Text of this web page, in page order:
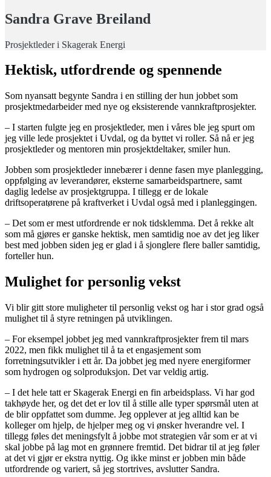
Sandra Grave Breiland
Prosjektleder i Skagerak Energi
Hektisk, utfordrende og spennende
Som nyansatt begynte Sandra i en stilling der hun jobbet som
prosjektmedarbeider med nye og eksisterende vannkraftprosjekter.
– I starten fulgte jeg en prosjektleder, men i våres ble jeg spurt om
jeg ville lede prosjektet i Uvdal, og da byttet vi roller. Så nå er jeg
prosjektleder og mentoren min prosjektdeltaker, smiler hun.
Jobben som prosjektleder innebærer i denne fasen mye planlegging,
oppfølging av leverandører, eksterne samarbeidspartnere, samt
daglig ledelse av prosjektgruppa. I tillegg er de lokale
driftsoperatørene på kraftverket i Uvdal også med i planleggingen.
– Det som er mest utfordrende er nok tidsklemma. Det å rekke alt
som må gjøres er ganske hektisk, men samtidig noe av det jeg liker
best med jobben siden jeg er glad i å sjonglere flere baller samtidig,
forteller hun.
Mulighet for personlig vekst
Vi blir gitt store muligheter til personlig vekst og har i stor grad også
mulighet til å styre retningen på utviklingen.
– For eksempel jobbet jeg med vannkraftprosjekter frem til mars
2022, men fikk mulighet til å ta et engasjement som
forretningsutvikler i ett år. Da jobbet jeg med nyere energiformer
som hydrogen og solproduksjon. Det var veldig artig.
– I det hele tatt er Skagerak Energi en fin arbeidsplass. Vi har god
takhøyde her, og det det er lov til å stille alle typer spørsmål uten at
de blir oppfattet som dumme. Jeg opplever at jeg alltid kan be
kolleger om hjelp, de hjelper meg og vi ønsker hverandre vel. I
tillegg føles det meningsfylt å jobbe mot strategien vår som er at vi
skal jobbe på lag mot en grønnere fremtid. Det bidrar til at jeg føler
at det vi gjør er ekstra nyttig. Og ikke minst er jobben min både
utfordrende og variert, så jeg stortrives, avslutter Sandra.